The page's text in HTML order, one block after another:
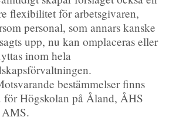
flexibilitet för arbetsgivaren,
personal, som annars kanske
upp, nu kan omplaceras eller
inom hela
bestämmelser finns
för Högskolan på Åland, ÅHS